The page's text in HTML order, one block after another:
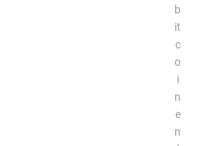
b
it
c
o
i
n
e
n